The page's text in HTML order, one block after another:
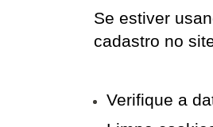
Se estiver
cadastro no
Verifique a